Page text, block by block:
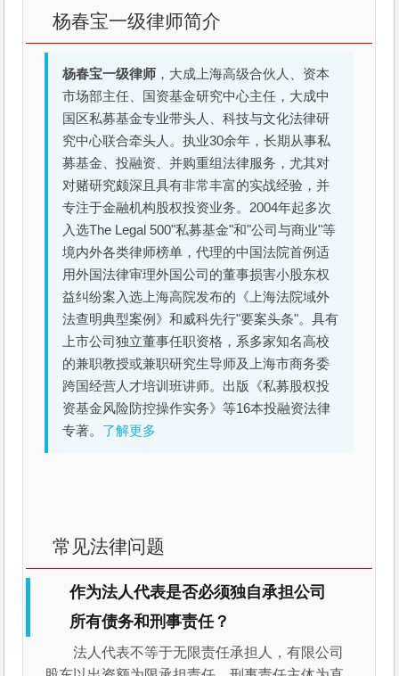
杨春宝一级律师简介
杨春宝一级律师 ，大成上海高级合伙人、资本
市场部主任、国资基金研究中心主任，大成中
国区私募基金专业带头人、科技与文化法律研
究中心联合牵头人。执业30余年，长期从事私
募基金、投融资、并购重组法律服务，尤其对
对赌研究颇深且具有非常丰富的实战经验，并
专注于金融机构股权投资业务。2004年起多次
入选The Legal 500"私募基金"和"公司与商业"等
境内外各类律师榜单，代理的中国法院首例适
用外国法律审理外国公司的董事损害小股东权
益纠纷案入选上海高院发布的《上海法院域外
法查明典型案例》和威科先行"要案头条"。具有
上市公司独立董事任职资格，系多家知名高校
的兼职教授或兼职研究生导师及上海市商务委
跨国经营人才培训班讲师。出版《私募股权投
资基金风险防控操作实务》等16本投融资法律
专著。 了解更多
常见法律问题
作为法人代表是否必须独自承担公司
所有债务和刑事责任？
法人代表不等于无限责任承担人，有限公司